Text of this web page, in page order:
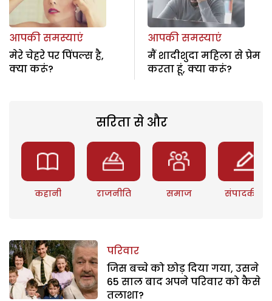
आपकी समस्याएं
मेरे चेहरे पर पिंपल्स है,
क्या करूं?
आपकी समस्याएं
मैं शादीशुदा महिला से प्रेम
करता हूं, क्या करूं?
सरिता से और
कहानी राजनीति समाज संपादकीय
परिवार
जिस बच्चे को छोड़ दिया गया, उसने
65 साल बाद अपने परिवार को कैसे
तलाशा?